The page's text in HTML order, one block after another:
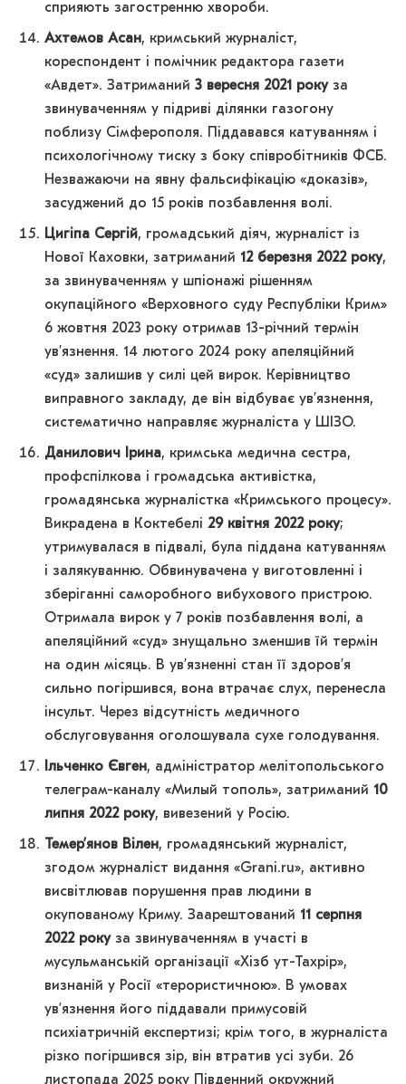
сприяють загостренню хвороби.
Ахтемов Асан, кримський журналіст,
кореспондент і помічник редактора газети
«Авдет». Затриманий3 вересня 2021 рокуза
звинуваченням у підриві ділянки газогону
поблизу Сімферополя. Піддавався катуванням і
психологічному тиску з боку співробітників ФСБ.
Незважаючи на явну фальсифікацію «доказів»,
засуджений до 15 років позбавлення волі.
Цигіпа Сергій, громадський діяч, журналіст із
Нової Каховки, затриманий 12 березня 2022 року,
за звинуваченням у шпіонажі рішенням
окупаційного «Верховного суду Республіки Крим»
6 жовтня 2023 року отримав 13-річний термін
ув’язнення. 14 лютого 2024 року апеляційний
«суд» залишив у силі цей вирок. Керівництво
виправного закладу, де він відбуває ув’язнення,
систематично направляє журналіста у ШІЗО.
Данилович Ірина, кримська медична сестра,
профспілкова і громадська активістка,
громадянська журналістка «Кримського процесу».
Викрадена в Коктебелі29 квітня 2022 року;
утримувалася в підвалі, була піддана катуванням
і залякуванню. Обвинувачена у виготовленні і
зберіганні саморобного вибухового пристрою.
Отримала вирок у 7 років позбавлення волі, а
апеляційний «суд» знущально зменшив їй термін
на один місяць. В ув’язненні стан її здоров’я
сильно погіршився, вона втрачає слух, перенесла
інсульт. Через відсутність медичного
обслуговування оголошувала сухе голодування.
Ільченко Євген, адміністратор мелітопольського
телеграм-каналу «Милый тополь», затриманий 10
липня 2022 року, вивезений у Росію.
Темер’янов Вілен, громадянський журналіст,
згодом журналіст видання «Grani.ru», активно
висвітлював порушення прав людини в
окупованому Криму. Заарештований 11 серпня
2022 року за звинуваченням в участі в
мусульманській організації «Хізб ут-Тахрір»,
визнаній у Росії «терористичною». В умовах
ув’язнення його піддавали примусовій
психіатричній експертизі; крім того, в журналіста
різко погіршився зір, він втратив усі зуби. 26
листопада 2025 року Південний окружний